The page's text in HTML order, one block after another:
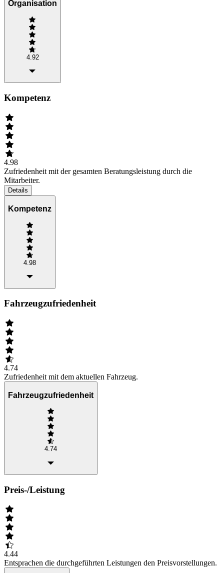
Organisation
4.92
Kompetenz
4.98
Zufriedenheit mit der gesamten Beratungsleistung durch die
Mitarbeiter.
Details
Kompetenz
4.98
Fahrzeugzufriedenheit
4.74
Zufriedenheit mit dem aktuellen Fahrzeug.
Fahrzeugzufriedenheit
4.74
Preis-/Leistung
4.44
Entsprachen die durchgeführten Leistungen den Preisvorstellungen.